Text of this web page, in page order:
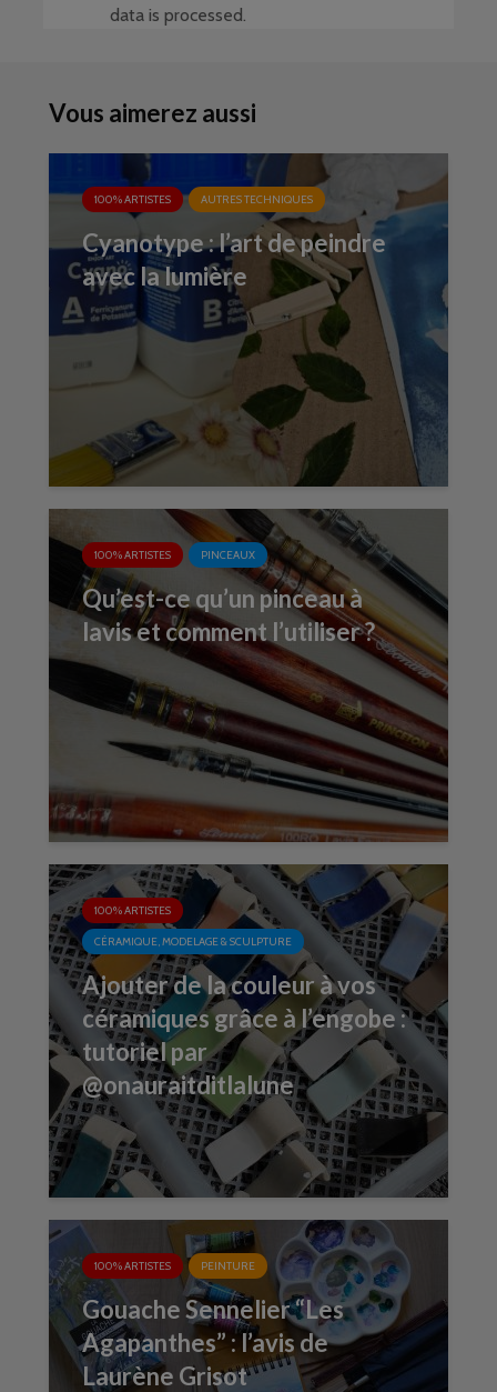
data is processed.
Vous aimerez aussi
100% ARTISTES AUTRES TECHNIQUES
Cyanotype : l’art de peindre
avec la lumière
100% ARTISTES PINCEAUX
Qu’est-ce qu’un pinceau à
lavis et comment l’utiliser ?
100% ARTISTES
CÉRAMIQUE, MODELAGE & SCULPTURE
Ajouter de la couleur à vos
céramiques grâce à l’engobe :
tutoriel par
@onauraitditlalune
100% ARTISTES PEINTURE
Gouache Sennelier “Les
Agapanthes” : l’avis de
Laurène Grisot